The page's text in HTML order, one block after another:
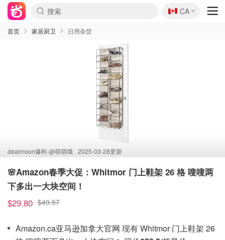
🇨🇦
CA
首页 家居厨卫 日用杂货
dealmoon爆料 @萌萌哦 2025-03-28更新
🌸Amazon春季大促：Whitmor 门上鞋架 26 格 嗖嗖两
下多出一大块空间！
$29.80 $49.57
Amazon.ca亚马逊加拿大官网 现有 Whitmor 门上鞋架 26